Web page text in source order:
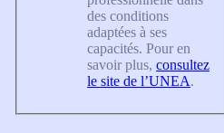
des conditions
adaptées à ses
capacités. Pour en
savoir plus, consultez
le site de l’UNEA.